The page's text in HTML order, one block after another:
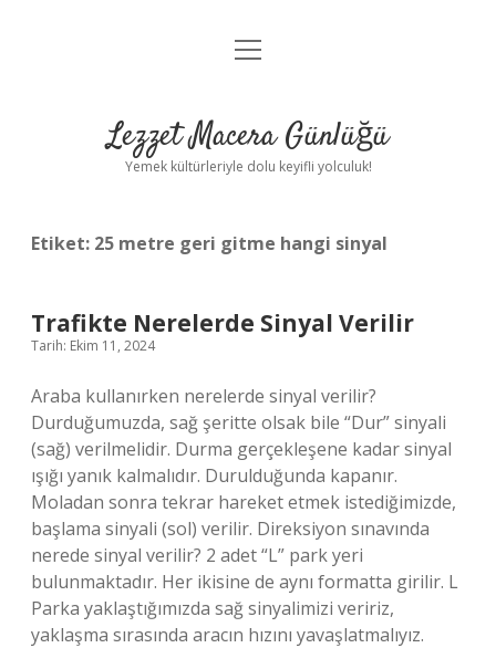
Anasayfa
Yasal Uyarı
menüyü
Lezzet Macera Günlüğü
Yemek kültürleriyle dolu keyifli yolculuk!
Etiket: 25 metre geri gitme hangi sinyal
Trafikte Nerelerde Sinyal Verilir
Tarih: Ekim 11, 2024
Araba kullanırken nerelerde sinyal verilir?
Durduğumuzda, sağ şeritte olsak bile “Dur” sinyali
(sağ) verilmelidir. Durma gerçekleşene kadar sinyal
ışığı yanık kalmalıdır. Durulduğunda kapanır.
Moladan sonra tekrar hareket etmek istediğimizde,
başlama sinyali (sol) verilir. Direksiyon sınavında
nerede sinyal verilir? 2 adet “L” park yeri
bulunmaktadır. Her ikisine de aynı formatta girilir. L
Parka yaklaştığımızda sağ sinyalimizi veririz,
yaklaşma sırasında aracın hızını yavaşlatmalıyız.